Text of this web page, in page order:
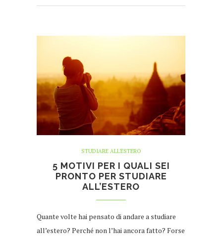
STUDIARE ALL'ESTERO
5 MOTIVI PER I QUALI SEI
PRONTO PER STUDIARE
ALL’ESTERO
Quante volte hai pensato di andare a studiare
all’estero? Perché non l’hai ancora fatto? Forse